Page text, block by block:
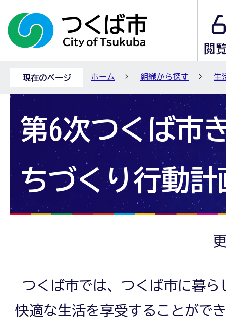
現在のページ ホーム 組織から探す 生
第6次つくば市
ちづくり行動計
つくば市では、つくば市に暮ら
快適な生活を享受することがで